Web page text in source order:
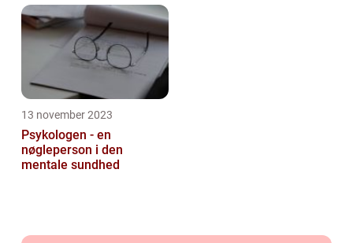
13 november 2023
Psykologen - en
nøgleperson i den
mentale sundhed